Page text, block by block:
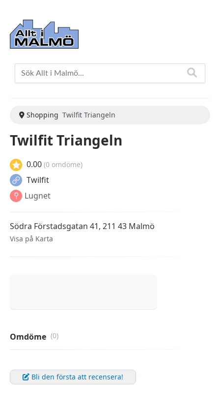
Shopping Twilfit Triangeln
Twilfit Triangeln
0.00 (0 omdöme)
Twilfit
Lugnet
Södra Förstadsgatan 41, 211 43 Malmö
Visa på Karta
Omdöme (0)
Bli den första att recensera!